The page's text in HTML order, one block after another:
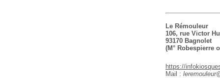
Le Rémouleur
106, rue Victor
93170 Bagnolet
(M° Robespierre
https://
Mail :